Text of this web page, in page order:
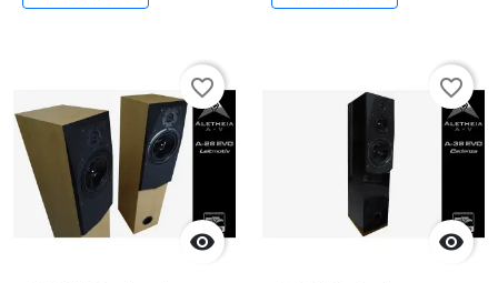

favorite_border

favorite_border